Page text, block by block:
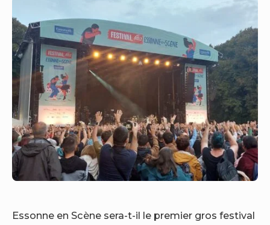
Essonne en Scène sera-t-il le premier gros festival